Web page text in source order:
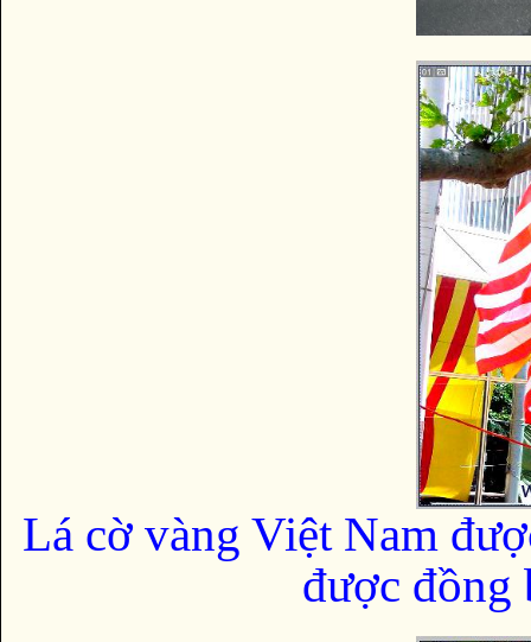
Lá cờ vàng Việt Nam
được đồng